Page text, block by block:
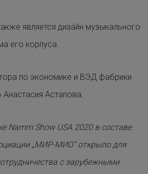
является дизайн музыкального
его корпуса.
по экономике и ВЭД фабрики
Анастасия Астапова:
Namm Show USA 2020 в составе
„МИР-МИО“ открыло для
с зарубежными